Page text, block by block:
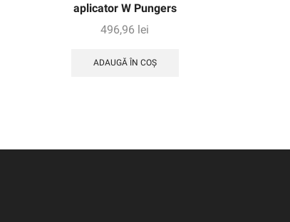
aplicator W Pungers
496,96 lei
ADAUGĂ ÎN COȘ